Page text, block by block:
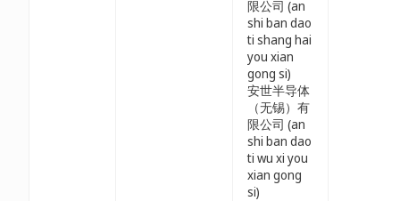
限公司 (an
shi ban dao
ti shang hai
you xian
gong si)
安世半导体
（无锡）有
限公司 (an
shi ban dao
ti wu xi you
xian gong
si)